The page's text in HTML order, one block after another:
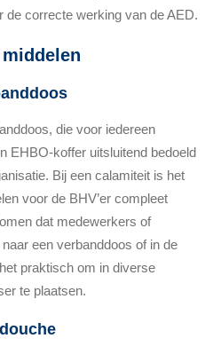
de correcte werking van de AED.
die voor iedereen
EHBO-koffer uitsluitend bedoeld
Bij een calamiteit is het
voor de BHV’er compleet
dat medewerkers of
een verbanddoos of in de
praktisch om in diverse
te plaatsen.